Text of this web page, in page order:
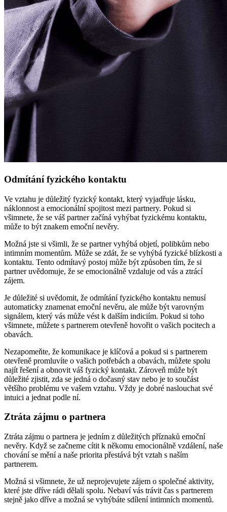
Odmítání fyzického kontaktu
Ve vztahu je důležitý fyzický kontakt, který vyjadřuje lásku,
náklonnost a emocionální spojitost mezi partnery. Pokud si
všimnete, že se váš partner začíná vyhýbat fyzickému kontaktu,
může to být znakem emoční nevěry.
Možná jste si všimli, že se partner vyhýbá objetí, polibkům nebo
intimním momentům. Může se zdát, že se vyhýbá fyzické blízkosti a
kontaktu. Tento odmítavý postoj může být způsoben tím, že si
partner uvědomuje, že se emocionálně vzdaluje od vás a ztrácí
zájem.
Je důležité si uvědomit, že odmítání fyzického kontaktu nemusí
automaticky znamenat emoční nevěru, ale může být varovným
signálem, který vás může vést k dalším indiciím. Pokud si toho
všimnete, můžete s partnerem otevřeně hovořit o vašich pocitech a
obavách.
Nezapomeňte, že komunikace je klíčová a pokud si s partnerem
otevřeně promluvíte o vašich potřebách a obavách, můžete spolu
najít řešení a obnovit váš fyzický kontakt. Zároveň může být
důležité zjistit, zda se jedná o dočasný stav nebo je to součást
většího problému ve vašem vztahu. Vždy je dobré naslouchat své
intuici a jednat podle ní.
Ztráta zájmu o partnera
Ztráta zájmu o partnera je jedním z důležitých příznaků emoční
nevěry. Když se začneme cítit k někomu emocionálně vzdálení, naše
chování se mění a naše priorita přestává být vztah s naším
partnerem.
Možná si všimnete, že už neprojevujete zájem o společné aktivity,
které jste dříve rádi dělali spolu. Nebaví vás trávit čas s partnerem
stejně jako dříve a možná se vyhýbáte sdílení intimních momentů.